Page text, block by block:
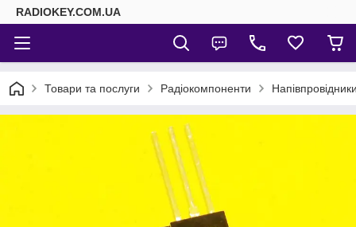
RADIOKEY.COM.UA
Товари та послуги Радіокомпоненти